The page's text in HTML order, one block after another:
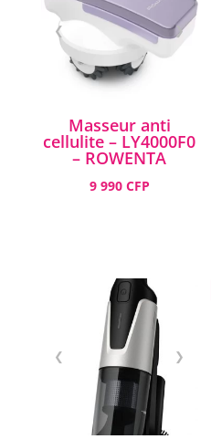
❮ ❯
Masseur anti
cellulite – LY4000F0
– ROWENTA
9 990 CFP
❮ ❯